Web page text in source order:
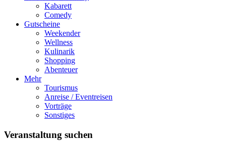
Kabarett
Comedy
Gutscheine
Weekender
Wellness
Kulinarik
Shopping
Abenteuer
Mehr
Tourismus
Anreise / Eventreisen
Vorträge
Sonstiges
Veranstaltung suchen